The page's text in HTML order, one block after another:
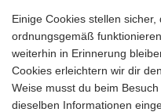
Einige Cookies stellen
ordnungsgemäß
weiterhin in Erinnerung
Cookies erleichtern wir dir
Weise musst du beim
dieselben Informationen